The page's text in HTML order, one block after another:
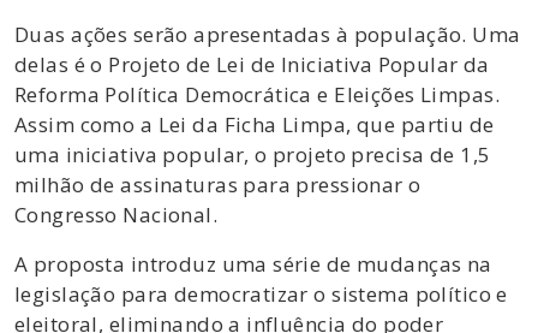
Duas ações serão apresentadas à população. Uma
delas é o Projeto de Lei de Iniciativa Popular da
Reforma Política Democrática e Eleições Limpas.
Assim como a Lei da Ficha Limpa, que partiu de
uma iniciativa popular, o projeto precisa de 1,5
milhão de assinaturas para pressionar o
Congresso Nacional.
A proposta introduz uma série de mudanças na
legislação para democratizar o sistema político e
eleitoral, eliminando a influência do poder